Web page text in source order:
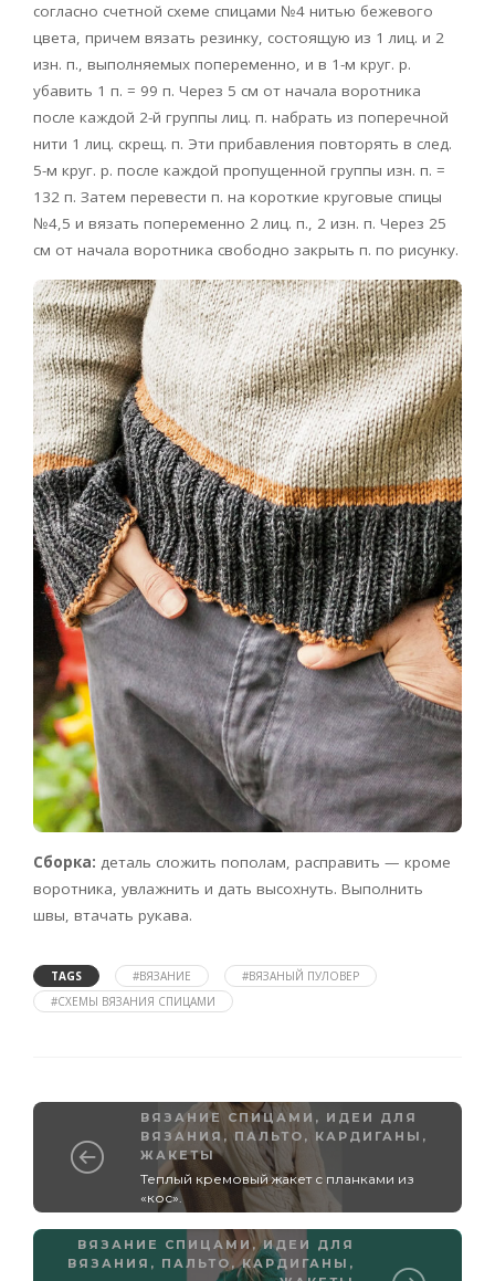
согласно счетной схеме спицами №4 нитью бежевого
цвета, причем вязать резинку, состоящую из 1 лиц. и 2
изн. п., выполняемых попеременно, и в 1-м круг. р.
убавить 1 п. = 99 п. Через 5 см от начала воротника
после каждой 2-й группы лиц. п. набрать из поперечной
нити 1 лиц. скрещ. п. Эти прибавления повторять в след.
5-м круг. р. после каждой пропущенной группы изн. п. =
132 п. Затем перевести п. на короткие круговые спицы
№4,5 и вязать попеременно 2 лиц. п., 2 изн. п. Через 25
см от начала воротника свободно закрыть п. по рисунку.
Сборка: деталь сложить пополам, расправить — кроме
воротника, увлажнить и дать высохнуть. Выполнить
швы, втачать рукава.
TAGS #ВЯЗАНИЕ
#ВЯЗАНЫЙ ПУЛОВЕР
#СХЕМЫ ВЯЗАНИЯ СПИЦАМИ
ВЯЗАНИЕ СПИЦАМИ , ИДЕИ ДЛЯ
ВЯЗАНИЯ, ПАЛЬТО, КАРДИГАНЫ,
ЖАКЕТЫ
Теплый кремовый жакет с планками из
«кос».
ВЯЗАНИЕ СПИЦАМИ,ИДЕИ ДЛЯ
ВЯЗАНИЯ , ПАЛЬТО, КАРДИГАНЫ,